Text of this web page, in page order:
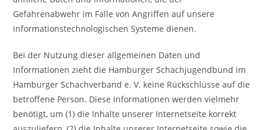
Gefahrenabwehr im Falle von Angriffen auf unsere
informationstechnologischen Systeme dienen.
Bei der Nutzung dieser allgemeinen Daten und
Informationen zieht die Hamburger Schachjugendbund im
Hamburger Schachverband e. V. keine Rückschlüsse auf die
betroffene Person. Diese Informationen werden vielmehr
benötigt, um (1) die Inhalte unserer Internetseite korrekt